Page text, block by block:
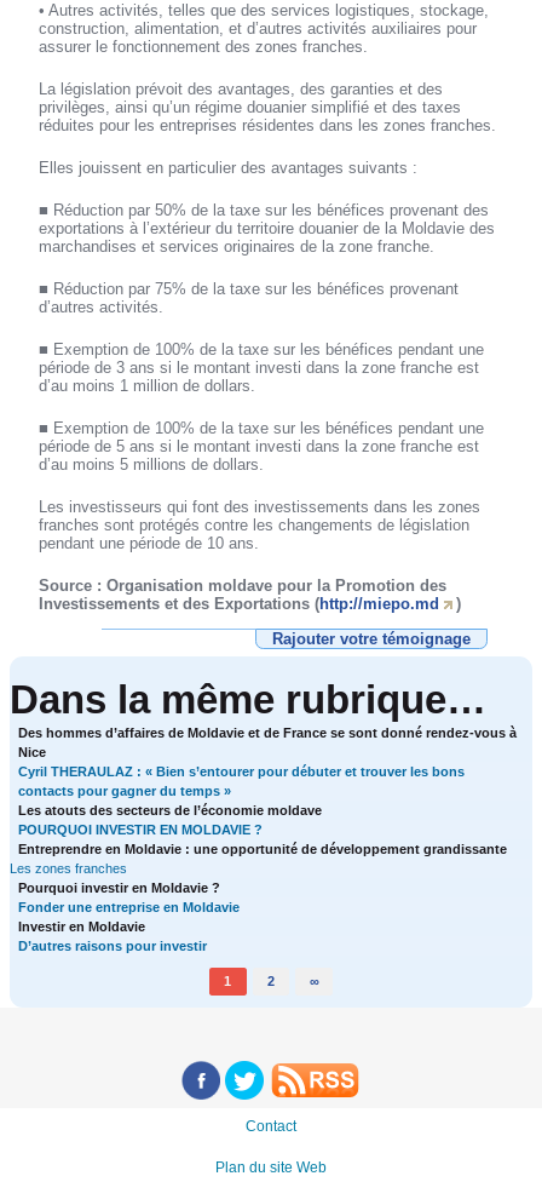
• Autres activités, telles que des services logistiques, stockage,
construction, alimentation, et d’autres activités auxiliaires pour
assurer le fonctionnement des zones franches.
La législation prévoit des avantages, des garanties et des
privilèges, ainsi qu’un régime douanier simplifié et des taxes
réduites pour les entreprises résidentes dans les zones franches.
Elles jouissent en particulier des avantages suivants :
■ Réduction par 50% de la taxe sur les bénéfices provenant des
exportations à l’extérieur du territoire douanier de la Moldavie des
marchandises et services originaires de la zone franche.
■ Réduction par 75% de la taxe sur les bénéfices provenant
d’autres activités.
■ Exemption de 100% de la taxe sur les bénéfices pendant une
période de 3 ans si le montant investi dans la zone franche est
d’au moins 1 million de dollars.
■ Exemption de 100% de la taxe sur les bénéfices pendant une
période de 5 ans si le montant investi dans la zone franche est
d’au moins 5 millions de dollars.
Les investisseurs qui font des investissements dans les zones
franches sont protégés contre les changements de législation
pendant une période de 10 ans.
Source : Organisation moldave pour la Promotion des
Investissements et des Exportations (http://miepo.md
)
Rajouter votre témoignage
Dans la même rubrique…
Des hommes d’affaires de Moldavie et de France se sont donné rendez-vous à
Nice
Cyril THERAULAZ : « Bien s’entourer pour débuter et trouver les bons
contacts pour gagner du temps »
Les atouts des secteurs de l’économie moldave
POURQUOI INVESTIR EN MOLDAVIE ?
Entreprendre en Moldavie : une opportunité de développement grandissante
Les zones franches
Pourquoi investir en Moldavie ?
Fonder une entreprise en Moldavie
Investir en Moldavie
D’autres raisons pour investir
1 2 ∞
Contact
Plan du site Web